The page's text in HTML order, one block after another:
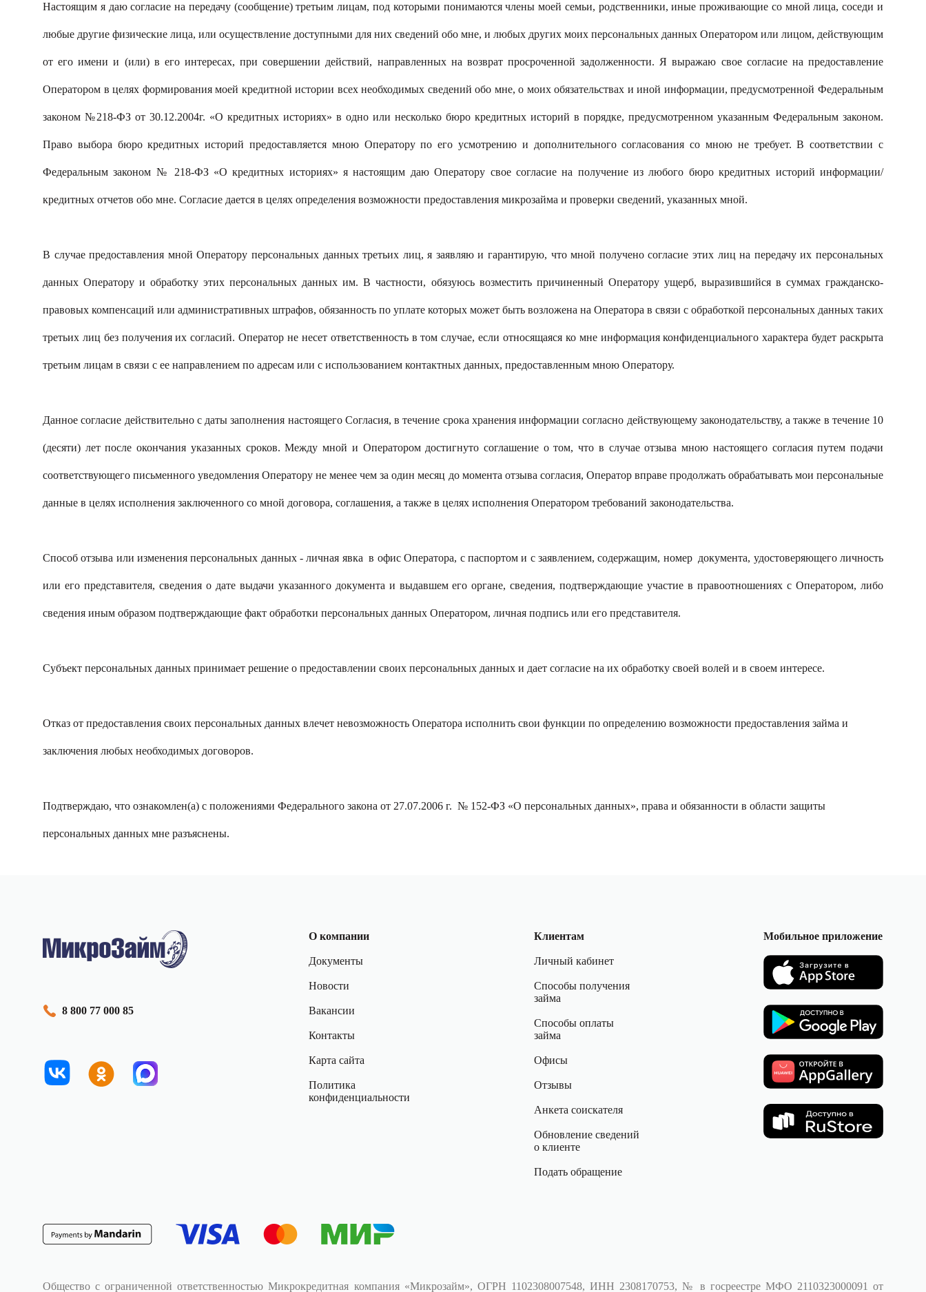
Настоящим я даю согласие на передачу (сообщение) третьим лицам, под которыми понимаются члены моей семьи, родственники, иные проживающие со мной лица, соседи и
любые другие физические лица, или осуществление доступными для них сведений обо мне, и любых других моих персональных данных Оператором или лицом, действующим
от его имени и (или) в его интересах, при совершении действий, направленных на возврат просроченной задолженности. Я выражаю свое согласие на предоставление
Оператором в целях формирования моей кредитной истории всех необходимых сведений обо мне, о моих обязательствах и иной информации, предусмотренной Федеральным
законом №218-ФЗ от 30.12.2004г. «О кредитных историях» в одно или несколько бюро кредитных историй в порядке, предусмотренном указанным Федеральным законом.
Право выбора бюро кредитных историй предоставляется мною Оператору по его усмотрению и дополнительного согласования со мною не требует. В соответствии с
Федеральным законом № 218-ФЗ «О кредитных историях» я настоящим даю Оператору свое согласие на получение из любого бюро кредитных историй информации/
кредитных отчетов обо мне. Согласие дается в целях определения возможности предоставления микрозайма и проверки сведений, указанных мной.
В случае предоставления мной Оператору персональных данных третьих лиц, я заявляю и гарантирую, что мной получено согласие этих лиц на передачу их персональных
данных Оператору и обработку этих персональных данных им. В частности, обязуюсь возместить причиненный Оператору ущерб, выразившийся в суммах гражданско-
правовых компенсаций или административных штрафов, обязанность по уплате которых может быть возложена на Оператора в связи с обработкой персональных данных таких
третьих лиц без получения их согласий. Оператор не несет ответственность в том случае, если относящаяся ко мне информация конфиденциального характера будет раскрыта
третьим лицам в связи с ее направлением по адресам или с использованием контактных данных, предоставленным мною Оператору.
Данное согласие действительно с даты заполнения настоящего Согласия, в течение срока хранения информации согласно действующему законодательству, а также в течение 10
(десяти) лет после окончания указанных сроков. Между мной и Оператором достигнуто соглашение о том, что в случае отзыва мною настоящего согласия путем подачи
соответствующего письменного уведомления Оператору не менее чем за один месяц до момента отзыва согласия, Оператор вправе продолжать обрабатывать мои персональные
данные в целях исполнения заключенного со мной договора, соглашения, а также в целях исполнения Оператором требований законодательства.
Способ отзыва или изменения персональных данных - личная явка в офис Оператора, с паспортом и с заявлением, содержащим, номер документа, удостоверяющего личность
или его представителя, сведения о дате выдачи указанного документа и выдавшем его органе, сведения, подтверждающие участие в правоотношениях с Оператором, либо
сведения иным образом подтверждающие факт обработки персональных данных Оператором, личная подпись или его представителя.
Субъект персональных данных принимает решение о предоставлении своих персональных данных и дает согласие на их обработку своей волей и в своем интересе.
Отказ от предоставления своих персональных данных влечет невозможность Оператора исполнить свои функции по определению возможности предоставления займа и
заключения любых необходимых договоров.
Подтверждаю, что ознакомлен(а) с положениями Федерального закона от 27.07.2006 г. № 152-ФЗ «О персональных данных», права и обязанности в области защиты
персональных данных мне разъяснены.
8 800 77 000 85
О компании
Документы
Новости
Вакансии
Контакты
Карта сайта
Политика
конфиденциальности
Клиентам
Личный кабинет
Способы получения
займа
Способы оплаты
займа
Офисы
Отзывы
Анкета соискателя
Обновление сведений
о клиенте
Подать обращение
Мобильное приложение
Общество с ограниченной ответственностью Микрокредитная компания «Микрозайм», ОГРН 1102308007548, ИНН 2308170753, № в госреестре МФО 2110323000091 от